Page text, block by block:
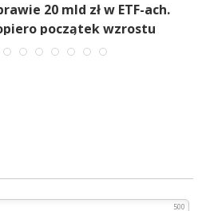
20 mld zł w ETF-ach.
początek wzrostu
500